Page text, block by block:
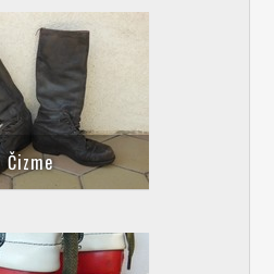
Čizme